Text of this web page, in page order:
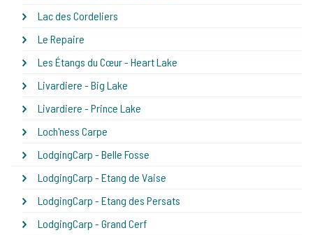
Lac des Cordeliers
Le Repaire
Les Étangs du Cœur - Heart Lake
Livardiere - Big Lake
Livardiere - Prince Lake
Loch'ness Carpe
LodgingCarp - Belle Fosse
LodgingCarp - Etang de Vaise
LodgingCarp - Etang des Persats
LodgingCarp - Grand Cerf